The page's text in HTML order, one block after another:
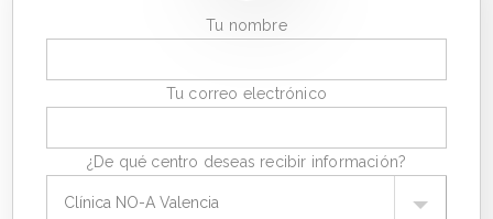
Tu nombre
Tu correo electrónico
¿De qué centro deseas recibir información?